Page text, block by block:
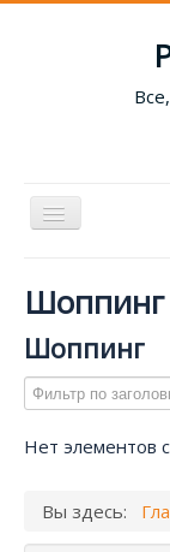
Включить/
Форум
Шоппинг
Шоппинг
Фильтр по
Нет элементов
Вы здесь: